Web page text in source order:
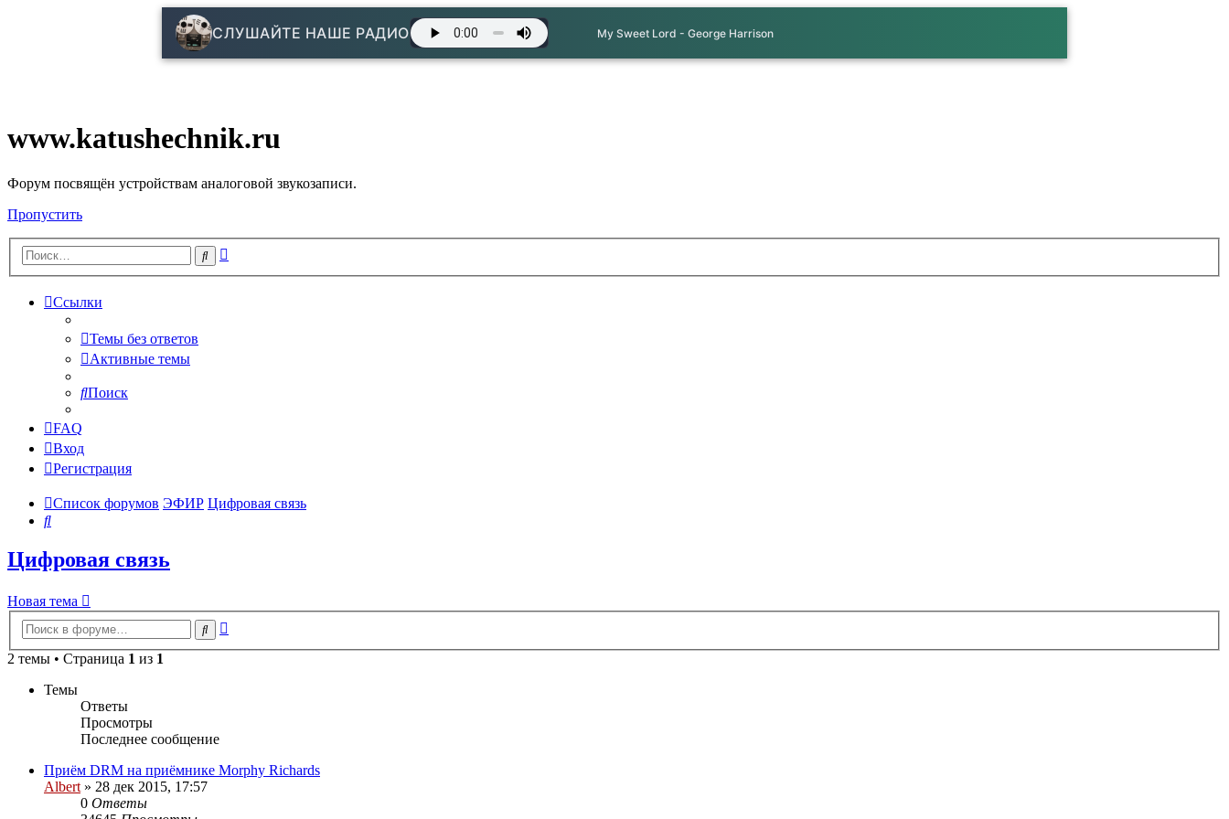
СЛУШАЙТЕ НАШЕ РАДИО My Sweet Lord - George Harrison
www.katushechnik.ru
Форум посвящён устройствам аналоговой звукозаписи.
Пропустить
Поиск
Ссылки
Темы без ответов
Активные темы
Поиск
FAQ
Вход
Регистрация
Список форумов ЭФИР Цифровая связь
Поиск
Цифровая связь
Новая тема
Поиск
2 темы • Страница 1 из 1
Темы
Ответы
Просмотры
Последнее сообщение
Приём DRM на приёмнике Morphy Richards
Albert » 28 дек 2015, 17:57
0 Ответы